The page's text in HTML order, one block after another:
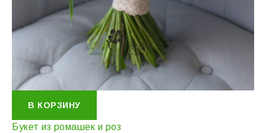
В КОРЗИНУ
Букет из ромашек и роз